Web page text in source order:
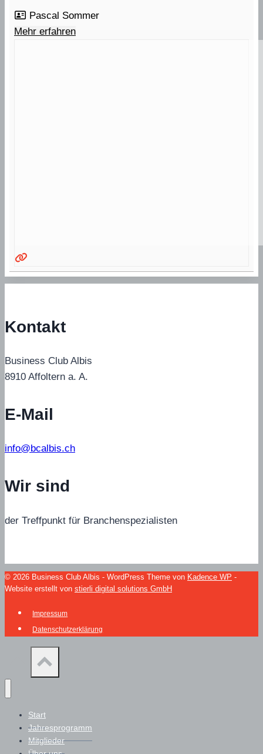
Pascal Sommer
Mehr erfahren
Kontakt
Business Club Albis
8910 Affoltern a. A.
E-Mail
info@bcalbis.ch
Wir sind
der Treffpunkt für Branchenspezialisten
© 2026 Business Club Albis - WordPress Theme von Kadence WP -
Website erstellt von stierli digital solutions GmbH
Impressum
Datenschutzerklärung
Start
Jahresprogramm
Mitglieder